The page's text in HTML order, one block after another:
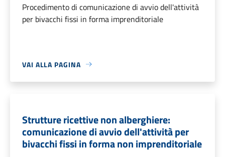
Procedimento di comunicazione di avvio dell'attività
per bivacchi fissi in forma imprenditoriale
VAI ALLA PAGINA
Strutture ricettive non alberghiere:
comunicazione di avvio dell'attività per
bivacchi fissi in forma non imprenditoriale